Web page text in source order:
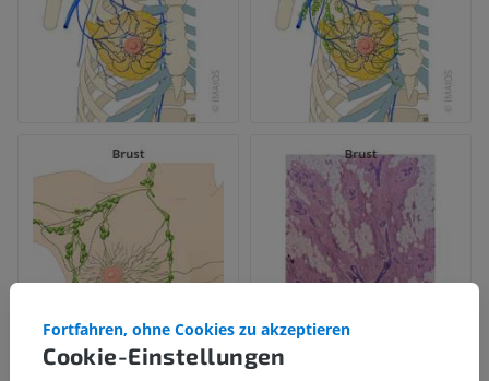
Cookie-Einstellungen
Fortfahren, ohne Cookies zu akzeptieren